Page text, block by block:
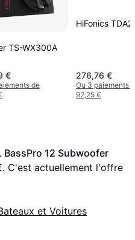
TS-WX300A
€
de
HiFonics
276,76 €
Ou 3 paiements
92,25 €
BassPro 12 Subwoofer
. C'est actuellement l'offre
et Voitures